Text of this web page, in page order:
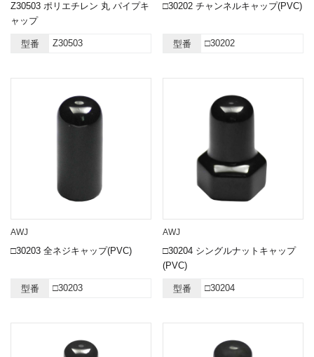
Z30503 ポリエチレン 丸 パイプキ
ャップ
型番 Z30503
□30202 チャンネルキャップ(PVC)
型番 □30202
AWJ
□30203 全ネジキャップ(PVC)
型番 □30203
AWJ
□30204 シングルナットキャップ
(PVC)
型番 □30204